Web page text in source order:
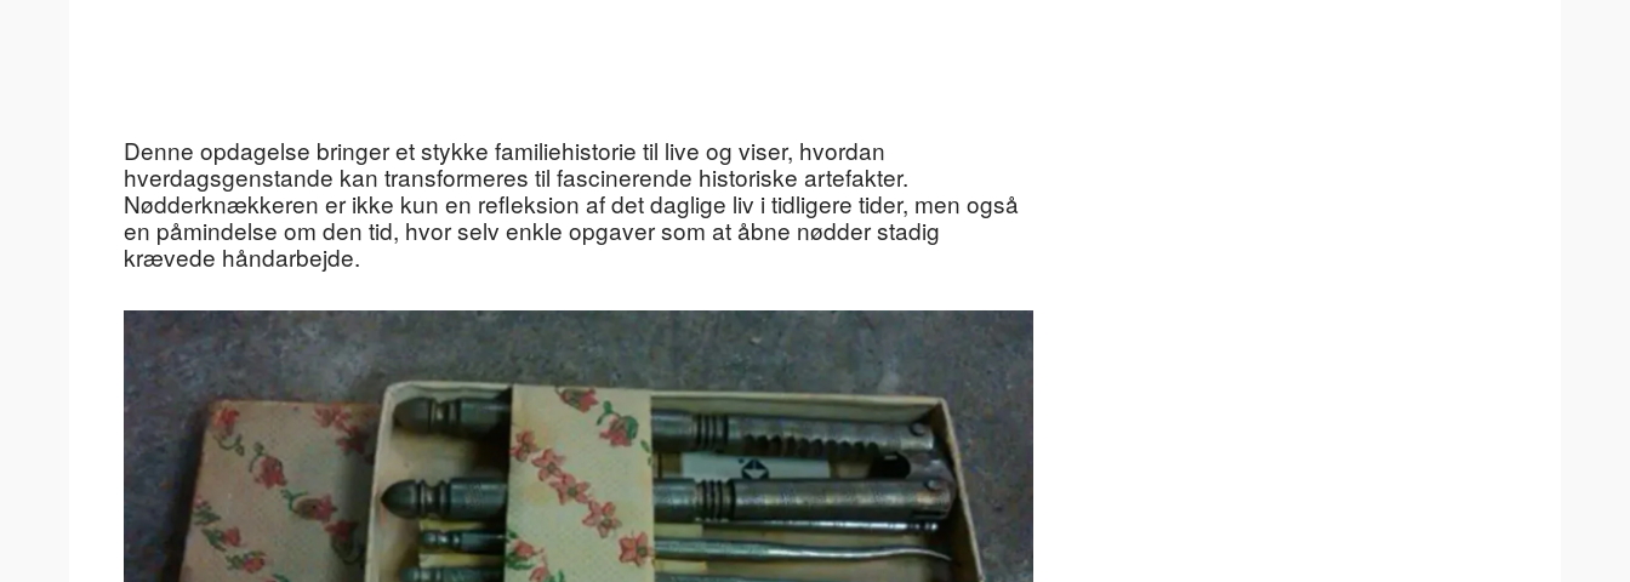
Denne opdagelse bringer et stykke familiehistorie til live og viser, hvordan
hverdagsgenstande kan transformeres til fascinerende historiske artefakter.
Nødderknækkeren er ikke kun en refleksion af det daglige liv i tidligere tider, men også
en påmindelse om den tid, hvor selv enkle opgaver som at åbne nødder stadig
krævede håndarbejde.